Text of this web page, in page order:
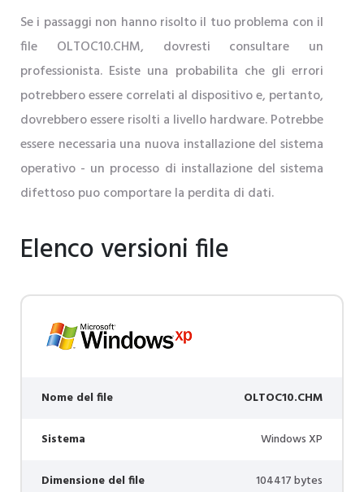
Se i passaggi non hanno risolto il tuo problema con il
file OLTOC10.CHM, dovresti consultare un
professionista. Esiste una probabilita che gli errori
potrebbero essere correlati al dispositivo e, pertanto,
dovrebbero essere risolti a livello hardware. Potrebbe
essere necessaria una nuova installazione del sistema
operativo - un processo di installazione del sistema
difettoso puo comportare la perdita di dati.
Elenco versioni file
Nome del file OLTOC10.CHM
Sistema Windows XP
Dimensione del file 104417 bytes